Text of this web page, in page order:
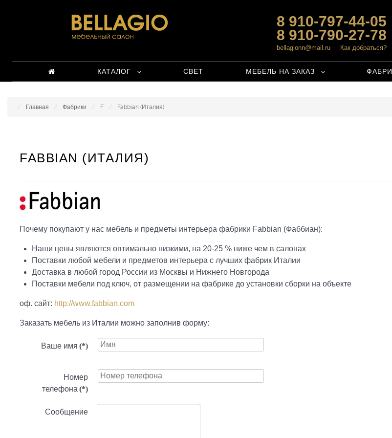
8 910-797-44-05
8 910-790-27-78
bellagionn@mail.ru Как добраться?
КАТАЛОГ СВЕТ МЕБЕЛЬ НА ЗАКАЗ
Главная Фабрики F Fabbian (Италия)
FABBIAN (ИТАЛИЯ)
Почему покупают у нас мебель и предметы интерьера фабрики Fabbian (Фаббиан):
Наши цены являются оптимально низкими, на 20-25 % ниже чем в салонах
Поставки любой мебели и предметов интерьера с лучших фабрик Италии
Доставка в любой город России из Москвы и Нижнего Новгорода
Поставки мебели под ключ, от размещении на фабрике до установки сборки на объекте
оф. сайт: http://www.fabbian.com
Заказать мебель из Италии можно заполнив форму:
Ваше имя (*)
Номер
телефона (*)
Сообщение